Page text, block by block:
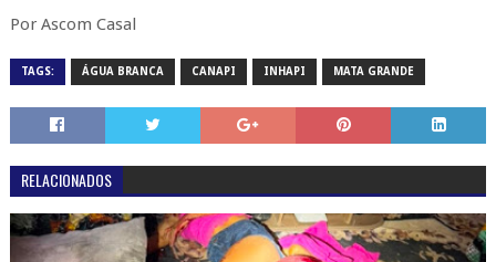
Por Ascom Casal
TAGS: ÁGUA BRANCA CANAPI INHAPI MATA GRANDE
RELACIONADOS